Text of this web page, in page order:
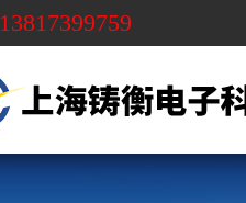
13817399759